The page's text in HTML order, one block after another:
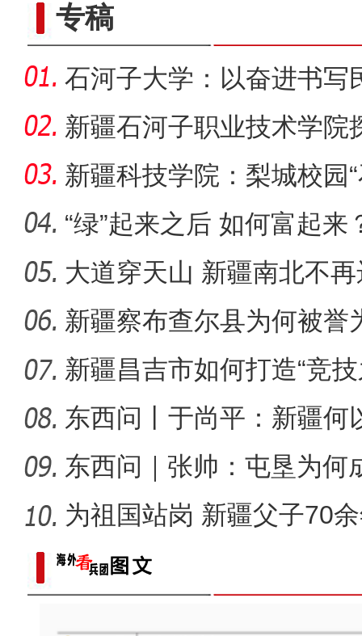
歌声飘过盖
专稿
石河子大学：以奋进书写
新疆石河子职业技术学院
同体意
新疆科技学院：梨城校园
绘“同心
“绿”起来之后 如何富起来
大道穿天山 新疆南北不
新疆察布查尔县为何被誉
新疆昌吉市如何打造“竞
东西问丨于尚平：新疆何
局？
东西问｜张帅：屯垦为何
千年良
为祖国站岗 新疆父子70